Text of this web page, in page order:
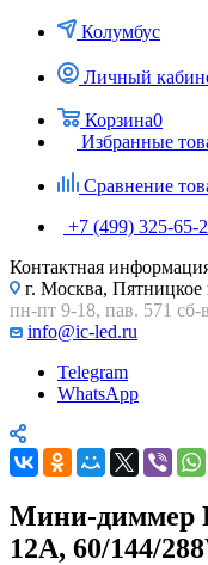
Колумбус
Личный
Корзина0
Избранные
Сравнение
+7 (499) 325-65-
Контактная
г. Москва, Пятницкое
пн-пт 9-18, пав. 571 сб-
info@ic-led.ru
Telegram
WhatsApp
Мини-диммер
12А, 60/144/